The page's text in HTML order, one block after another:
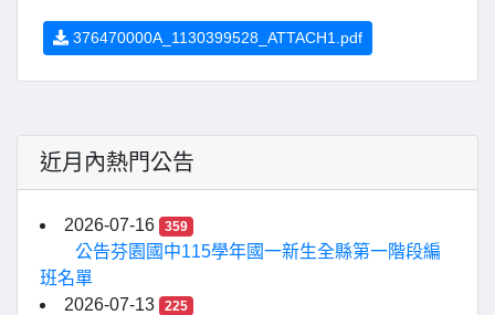
376470000A_1130399528_ATTACH1.pdf
近月內熱門公告
2026-07-16 359
公告芬園國中115學年國一新生全縣第一階段編
班名單
2026-07-13
225